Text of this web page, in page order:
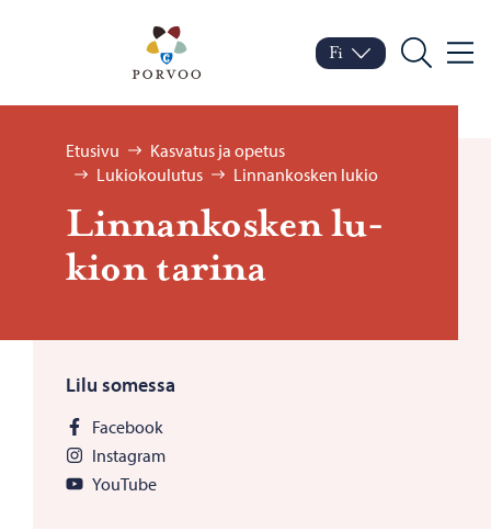
Porvoo – Siirry
Vaihda kieltä
Nykyinen kieli: Suomi
Fi
Hae
Selaa:
Etusivu
Kasvatus ja opetus
Lukiokoulutus
Linnankosken lukio
Lin­nan­kos­ken lu­
kion ta­ri­na
Lilu somessa
Facebook
Instagram
YouTube